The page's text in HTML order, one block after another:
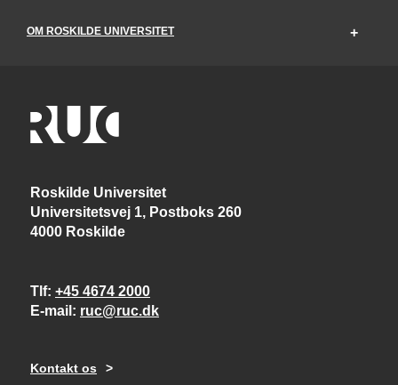
OM ROSKILDE UNIVERSITET
Roskilde Universitet
Universitetsvej 1, Postboks 260
4000 Roskilde
Tlf +45 4674 2000
E-mail
ruc@ruc.dk
Kontakt os